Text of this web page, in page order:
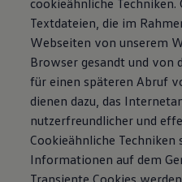
cookieähnliche Techniken.
Textdateien, die im
Webseiten von unserem
Browser gesandt und von
für einen späteren Abruf
dienen dazu, das
nutzerfreundlicher und
Cookieähnliche Techniken
Informationen auf dem
Transiente Cookies